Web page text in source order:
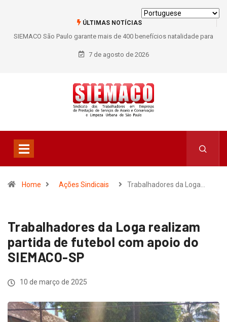
ÚLTIMAS NOTÍCIAS
SIEMACO São Paulo garante mais de 400 benefícios natalidade para
trabalhadores do Asseio em 2026
7 de agosto de 2026
Home Ações Sindicais Trabalhadores da Loga…
Trabalhadores da Loga realizam
partida de futebol com apoio do
SIEMACO-SP
10 de março de 2025